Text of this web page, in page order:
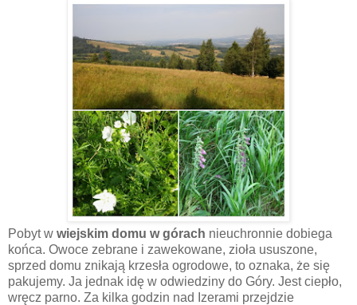
Pobyt w wiejskim domu w górach nieuchronnie dobiega
końca. Owoce zebrane i zawekowane, zioła ususzone,
sprzed domu znikają krzesła ogrodowe, to oznaka, że się
pakujemy. Ja jednak idę w odwiedziny do Góry. Jest ciepło,
wręcz parno. Za kilka godzin nad Izerami przejdzie